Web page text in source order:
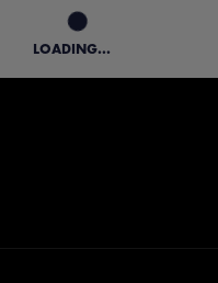
LOADING...